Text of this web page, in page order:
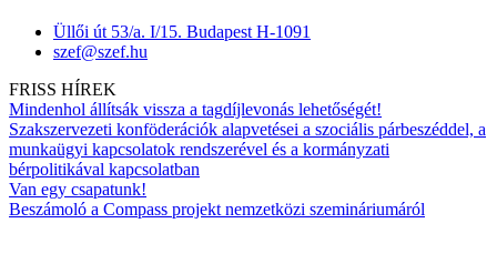
Üllői út 53/a. I/15. Budapest H-1091
szef@szef.hu
FRISS HÍREK
Mindenhol állítsák vissza a tagdíjlevonás lehetőségét!
Szakszervezeti konföderációk alapvetései a szociális párbeszéddel, a
munkaügyi kapcsolatok rendszerével és a kormányzati
bérpolitikával kapcsolatban
Van egy csapatunk!
Beszámoló a Compass projekt nemzetközi szemináriumáról